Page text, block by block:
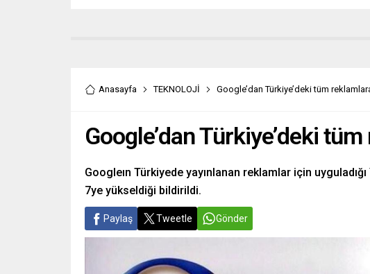
Anasayfa TEKNOLOJİ Google’dan Türkiye’deki tüm
Google’dan Türkiye’deki
Googleın Türkiyede yayınlanan reklamlar için
7ye yükseldiği bildirildi.
Paylaş Tweetle Gönder